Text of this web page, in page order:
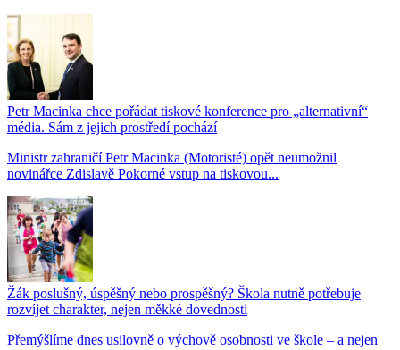
Petr Macinka chce pořádat tiskové konference pro „alternativní“
média. Sám z jejich prostředí pochází
Ministr zahraničí Petr Macinka (Motoristé) opět neumožnil
novinářce Zdislavě Pokorné vstup na tiskovou...
Žák poslušný, úspěšný nebo prospěšný? Škola nutně potřebuje
rozvíjet charakter, nejen měkké dovednosti
Přemýšlíme dnes usilovně o výchově osobnosti ve škole – a nejen